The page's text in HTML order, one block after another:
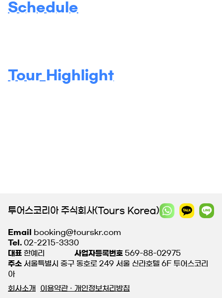
Schedule
Tour Highlight
투어스코리아 주식회사(Tours Korea)
Email
booking@tourskr.com
Tel. 02-2215-3330
대표 한예리 사업자등록번호 569-88-02975
주소 서울특별시 중구 동호로 249 서울 신라호텔 6F 투어스코리
아
회사소개
이용약관 · 개인정보처리방침